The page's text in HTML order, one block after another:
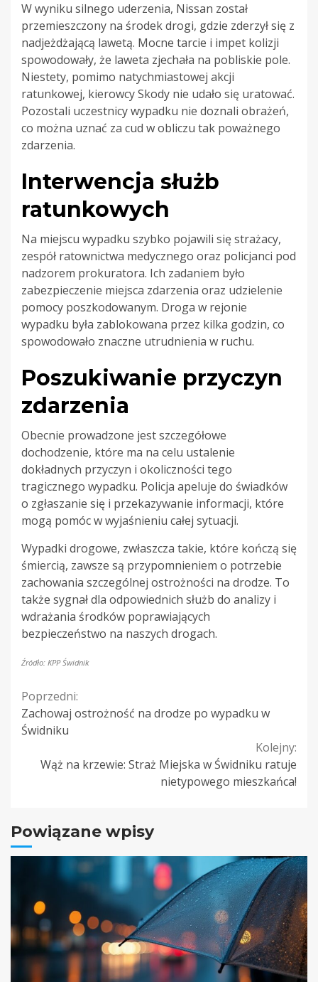
W wyniku silnego uderzenia, Nissan został
przemieszczony na środek drogi, gdzie zderzył się z
nadjeżdżającą lawetą. Mocne tarcie i impet kolizji
spowodowały, że laweta zjechała na pobliskie pole.
Niestety, pomimo natychmiastowej akcji
ratunkowej, kierowcy Skody nie udało się uratować.
Pozostali uczestnicy wypadku nie doznali obrażeń,
co można uznać za cud w obliczu tak poważnego
zdarzenia.
Interwencja służb
ratunkowych
Na miejscu wypadku szybko pojawili się strażacy,
zespół ratownictwa medycznego oraz policjanci pod
nadzorem prokuratora. Ich zadaniem było
zabezpieczenie miejsca zdarzenia oraz udzielenie
pomocy poszkodowanym. Droga w rejonie
wypadku była zablokowana przez kilka godzin, co
spowodowało znaczne utrudnienia w ruchu.
Poszukiwanie przyczyn
zdarzenia
Obecnie prowadzone jest szczegółowe
dochodzenie, które ma na celu ustalenie
dokładnych przyczyn i okoliczności tego
tragicznego wypadku. Policja apeluje do świadków
o zgłaszanie się i przekazywanie informacji, które
mogą pomóc w wyjaśnieniu całej sytuacji.
Wypadki drogowe, zwłaszcza takie, które kończą się
śmiercią, zawsze są przypomnieniem o potrzebie
zachowania szczególnej ostrożności na drodze. To
także sygnał dla odpowiednich służb do analizy i
wdrażania środków poprawiających
bezpieczeństwo na naszych drogach.
Źródło: KPP Świdnik
Continue
Reading
Poprzedni:
Zachowaj ostrożność na drodze po wypadku w
Świdniku
Kolejny:
Wąż na krzewie: Straż Miejska w Świdniku ratuje
nietypowego mieszkańca!
Powiązane wpisy